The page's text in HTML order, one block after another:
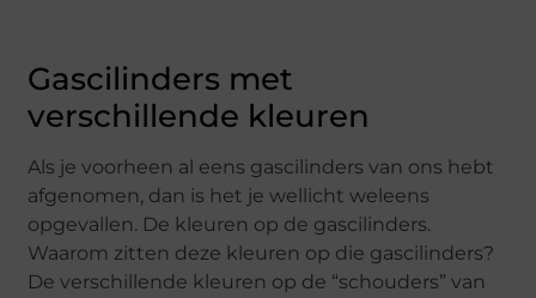
Gascilinders met
verschillende kleuren
Als je voorheen al eens gascilinders van ons hebt
afgenomen, dan is het je wellicht weleens
opgevallen. De kleuren op de gascilinders.
Waarom zitten deze kleuren op die gascilinders?
De verschillende kleuren op de “schouders” van